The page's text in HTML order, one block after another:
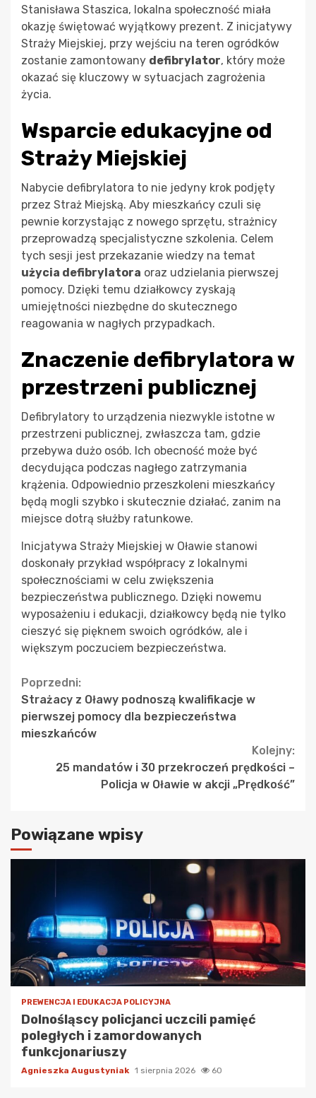
Stanisława Staszica, lokalna społeczność miała
okazję świętować wyjątkowy prezent. Z inicjatywy
Straży Miejskiej, przy wejściu na teren ogródków
zostanie zamontowany defibrylator, który może
okazać się kluczowy w sytuacjach zagrożenia
życia.
Wsparcie edukacyjne od
Straży Miejskiej
Nabycie defibrylatora to nie jedyny krok podjęty
przez Straż Miejską. Aby mieszkańcy czuli się
pewnie korzystając z nowego sprzętu, strażnicy
przeprowadzą specjalistyczne szkolenia. Celem
tych sesji jest przekazanie wiedzy na temat
użycia defibrylatora oraz udzielania pierwszej
pomocy. Dzięki temu działkowcy zyskają
umiejętności niezbędne do skutecznego
reagowania w nagłych przypadkach.
Znaczenie defibrylatora w
przestrzeni publicznej
Defibrylatory to urządzenia niezwykle istotne w
przestrzeni publicznej, zwłaszcza tam, gdzie
przebywa dużo osób. Ich obecność może być
decydująca podczas nagłego zatrzymania
krążenia. Odpowiednio przeszkoleni mieszkańcy
będą mogli szybko i skutecznie działać, zanim na
miejsce dotrą służby ratunkowe.
Inicjatywa Straży Miejskiej w Oławie stanowi
doskonały przykład współpracy z lokalnymi
społecznościami w celu zwiększenia
bezpieczeństwa publicznego. Dzięki nowemu
wyposażeniu i edukacji, działkowcy będą nie tylko
cieszyć się pięknem swoich ogródków, ale i
większym poczuciem bezpieczeństwa.
Continue
Reading
Poprzedni:
Strażacy z Oławy podnoszą kwalifikacje w
pierwszej pomocy dla bezpieczeństwa
mieszkańców
Kolejny:
25 mandatów i 30 przekroczeń prędkości –
Policja w Oławie w akcji „Prędkość”
Powiązane wpisy
PREWENCJA I EDUKACJA POLICYJNA
Dolnośląscy policjanci uczcili pamięć
poległych i zamordowanych
funkcjonariuszy
Agnieszka Augustyniak 1 sierpnia 2026 60